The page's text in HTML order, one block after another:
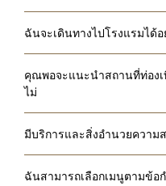
ฉันจะเดินทางไปโรงแรมได้อ
คุณพอจะแนะนำสถานที่ท่องเ
ไม่
มีบริการและสิ่งอำนวยความ
ฉันสามารถเลือกเมนูตามข้